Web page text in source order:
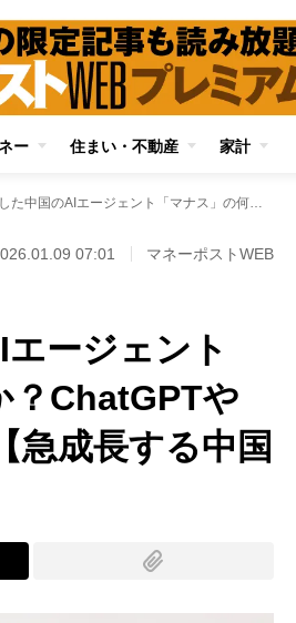
ー 住まい・不動産 家計
メタが巨額買収した中国のAIエージェント「マナス」の何がすごいのか？ChatGPTやGemini等との決定的な違い【急成長する中国のベンチャービジネス】
07:01 マネーポストWEB
ージェント
？ChatGPTや
急成長する中国